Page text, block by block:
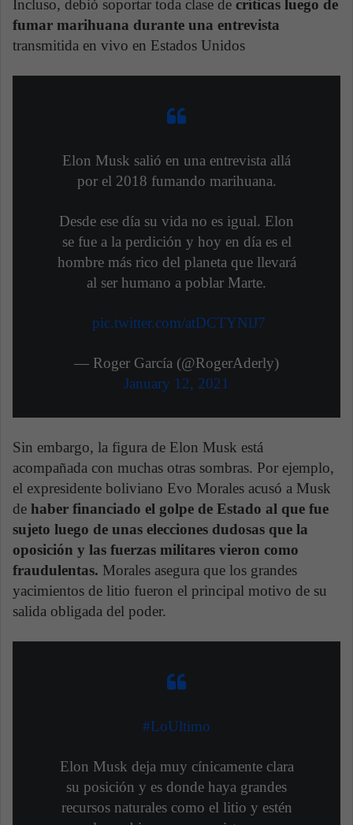
Incluso, debió soportar toda clase de críticas luego de
fumar marihuana durante una entrevista
transmitida en vivo en Estados Unidos
Elon Musk salió en una entrevista allá
por el 2018 fumando marihuana.
Desde ese día su vida no es igual. Elon
se fue a la perdición y hoy en día es el
hombre más rico del planeta que llevará
al ser humano a poblar Marte.
pic.twitter.com/atDCTYNlJ7
— Roger García (@RogerAderly)
January 12, 2021
Sin embargo, la figura de Elon Musk está
acompañada con muchas otras sombras. Por ejemplo,
el expresidente boliviano Evo Morales acusó a Musk
de haber financiado el golpe de Estado al que fue
sujeto luego de unas elecciones dudosas que la
oposición y las fuerzas militares vieron como
fraudulentas. Morales asegura que los grandes
yacimientos de litio fueron el principal motivo de su
salida obligada del poder.
#LoUltimo
Elon Musk deja muy cínicamente clara
su posición y es donde haya grandes
recursos naturales como el litio y estén